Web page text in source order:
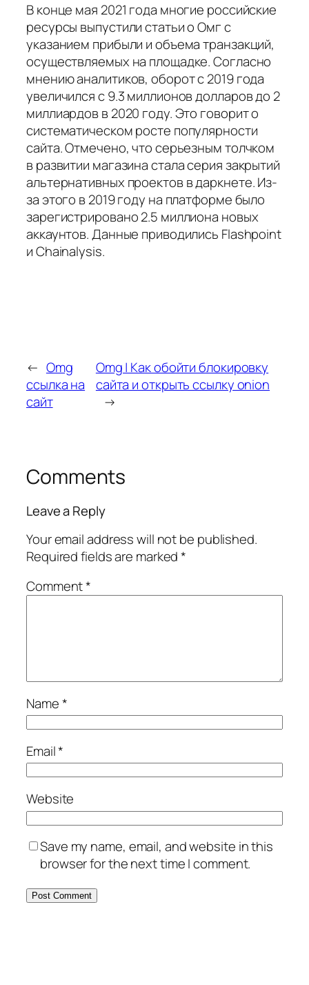
В конце мая 2021 года многие российские
ресурсы выпустили статьи о Омг с
указанием прибыли и объема транзакций,
осуществляемых на площадке. Согласно
мнению аналитиков, оборот с 2019 года
увеличился с 9.3 миллионов долларов до 2
миллиардов в 2020 году. Это говорит о
систематическом росте популярности
сайта. Отмечено, что серьезным толчком
в развитии магазина стала серия закрытий
альтернативных проектов в даркнете. Из-
за этого в 2019 году на платформе было
зарегистрировано 2.5 миллиона новых
аккаунтов. Данные приводились Flashpoint
и Chainalysis.
← Omg
ссылка на
сайт
Omg | Как обойти блокировку
сайта и открыть ссылку onion
→
Comments
Leave a Reply
Your email address will not be published.
Required fields are marked*
Comment*
Name*
Email*
Website
Save my name, email, and website in this
browser for the next time I comment.